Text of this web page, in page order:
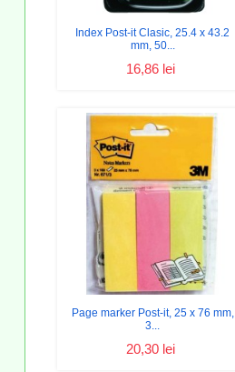
Index Post-it Clasic, 25.4 x 43.2
mm, 50...
16,86 lei
Page marker Post-it, 25 x 76 mm,
3...
20,30 lei